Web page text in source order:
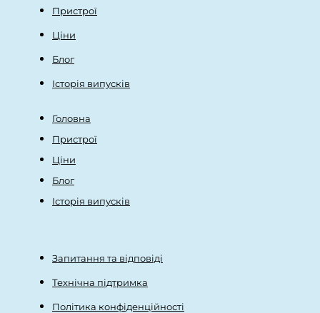
Пристрої
Ціни
Блог
Історія випусків
Головна
Пристрої
Ціни
Блог
Історія випусків
Запитання та відповіді
Технічна підтримка
Політика конфіденційності